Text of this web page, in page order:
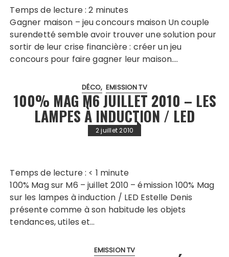
Temps de lecture :2 minutes
Gagner maison – jeu concours maison Un couple
surendetté semble avoir trouver une solution pour
sortir de leur crise financière : créer un jeu
concours pour faire gagner leur maison….
DÉCO EMISSION TV
100% MAG M6 JUILLET 2010 – LES
LAMPES À INDUCTION / LED
2 juillet 2010
Temps de lecture : < 1 minute
100% Mag sur M6 – juillet 2010 – émission 100% Mag
sur les lampes à induction / LED Estelle Denis
présente comme à son habitude les objets
tendances, utiles et…
EMISSION TV